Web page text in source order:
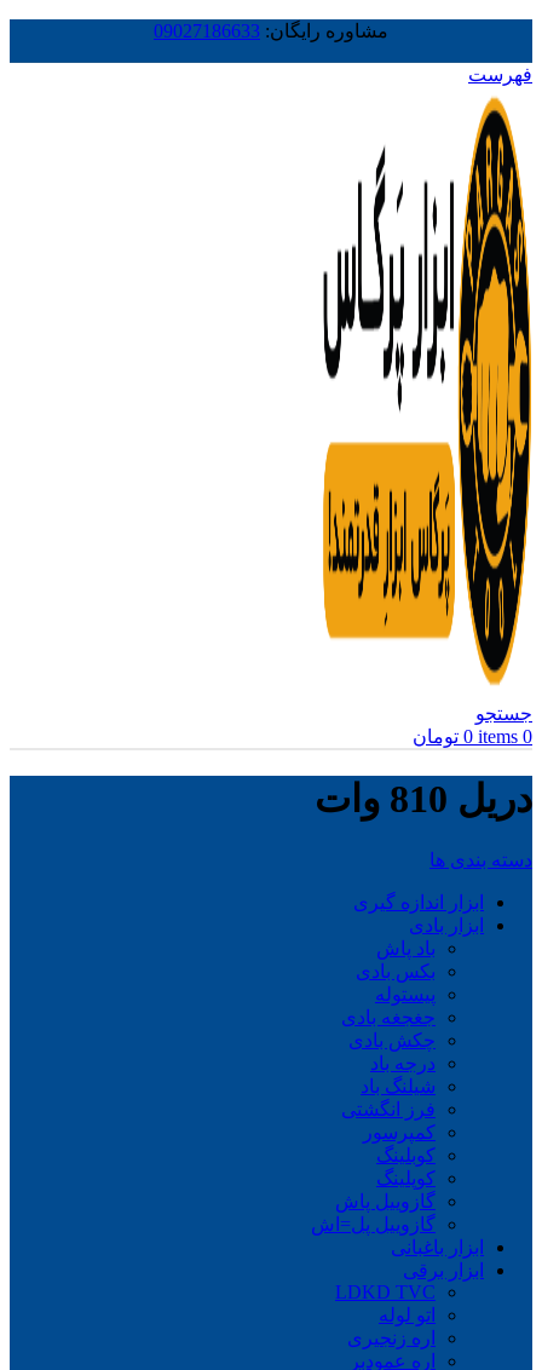
مشاوره رایگان: 09027186633
فهرست
جستجو
0
items
0 تومان
دریل 810 وات
دسته بندی ها
ابزار اندازه گیری
ابزار بادی
باد پاش
بکس بادی
پیستوله
جغجغه بادی
چکش بادی
درجه باد
شیلنگ باد
فرز انگشتی
کمپرسور
کوبلینگ
کوپلینگ
گازوییل پاش
گازوییل پل=اش
ابزار باغبانی
ابزار برقی
LDKD TVC
اتو لوله
اره زنجیری
اره عمودبر